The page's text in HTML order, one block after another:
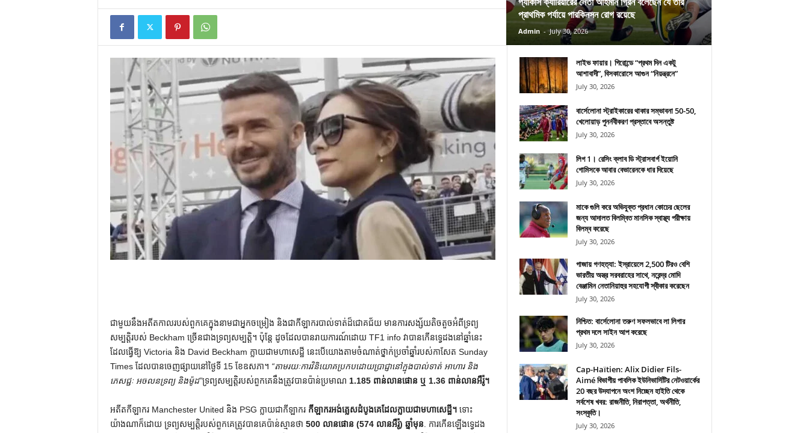
ជាមួយនឹងអតីតកាលរបស់ពួកគេក្នុងនាមជាអ្នកចម្រៀង និងជាកីឡាករបាល់ទាត់ដ៏ជោគជ័យ មានការសង្ស័យតិចតួចអំពីទ្រព្យ
សម្បត្តិរបស់ Beckham ច្រើនជាងទ្រព្យសម្បត្តិ។ ប៉ុន្តែ ដូចដែលបានរាយការណ៍ដោយ TF1 info វាបានកើនទ្វេដងនៅឆ្នាំនេះ
ដែលធ្វើឱ្យ Victoria និង David Beckham ក្លាយជាមហាសេដ្ឋី នេះបើយោងតាមចំណាត់ថ្នាក់ប្រចាំឆ្នាំរបស់កាសែត Sunday
Times ដែលបានចេញផ្សាយនៅថ្ងៃទី 15 ខែឧសភា។ “តាមរយៈការវិនិយោគប្រកបដោយប្រាជ្ញានៅក្នុងបាល់ទាត់ អាហារ និង
ភេសជ្ជៈ អចលនទ្រព្យ និងម៉ូដ”ទ្រព្យសម្បត្តិរបស់ពួកគេនឹងត្រូវបានប៉ាន់ប្រមាណ 1.185 ពាន់លានផោន ឬ 1.36 ពាន់លានអឺរ៉ូ។
អតីតកីឡាករ Manchester United និង PSG ក្លាយជាកីឡាករ កីឡាករអង់គ្លេសដំបូងគេដែលក្លាយជាមហាសេដ្ឋី។ទោះ
យ៉ាងណាក៏ដោយ ទ្រព្យសម្បត្តិរបស់ពួកគេត្រូវបានគេប៉ាន់ស្មានថា 500 លានផោន (574 លានអឺរ៉ូ) ឆ្នាំមុន. ការកើនឡើងទ្វេដង
প্রাথমিক পর্যায়ে পারকিনসন রোগ রয়েছে
Admin - July 30, 2026
লাইভ ফায়ার। গিরোন্ডে “প্রথম দিন একটু
আশাবাদী”, বিসকারোসে আগুন “নিয়ন্ত্রনে”
July 30, 2026
বার্সেলোনা স্ট্রাইকারের থাকার সম্ভাবনা 50-50,
খেলোয়াড় পুনর্নবীকরণ প্রস্তাবে অসন্তুষ্ট
July 30, 2026
লিগ 1। রেসিং ক্লাব ডি স্ট্রাসবার্গ ইয়োনি
গোমিসকে আবার বেভারেনকে ধার দিয়েছে
July 30, 2026
মাকে গুলি করে অভিযুক্ত প্রধান কোচের ছেলের
জন্য আদালত বিলম্বিত মানসিক স্বাস্থ্য পরীক্ষায়
বিলম্ব করেছে
July 30, 2026
গাজায় গণহত্যা: ইস্রায়েলে 2,500 টিরও বেশি
ভারতীয় অস্ত্র সরবরাহের সাথে, নরেন্দ্র মোদি
বেঞ্জামিন নেতানিয়াহুর সহযোগী স্বীকার করেছেন
July 30, 2026
নিশ্চিত: বার্সেলোনা তরুণ সফলভাবে লা লিগার
প্রথম দলে সাইন আপ করেছে
July 30, 2026
Cap-Haïtien: Alix Didier Fils-
Aimé বিভাগীয় পাবলিক ইউনিভার্সিটির নেটওয়ার্কের
20 বছর উদযাপনে অংশ নিচ্ছেন হাইতি থেকে
সর্বশেষ খবর: রাজনীতি, নিরাপত্তা, অর্থনীতি,
সংস্কৃতি।
July 30, 2026